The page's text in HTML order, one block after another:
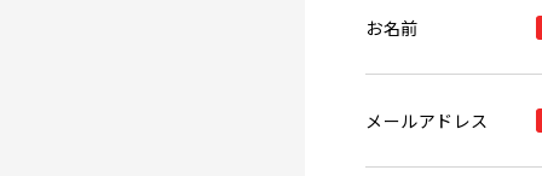
お名前
メールアドレス